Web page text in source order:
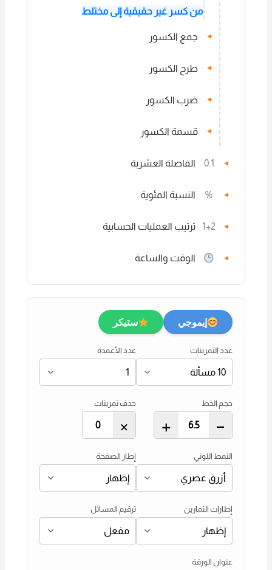
من كسر غير حقيقية إلى مختلط
▼ جمع الكسور
▼ طرح الكسور
▼ ضرب الكسور
▼ قسمة الكسور
▼
0.1 الفاصلة العشرية
▼
% النسبة المئوية
▼
1+2 ترتيب العمليات الحسابية
▼ الوقت والساعة
إيموجي ستيكر
عدد التمرينات عدد الأعمدة
حجم الخط
–
+
حذف تمرينات
×
النمط اللوني إطار الصفحة
إطارات التمارين ترقيم المسائل
عنوان الورقة